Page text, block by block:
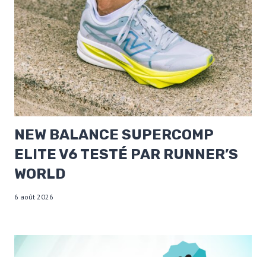
NEW BALANCE SUPERCOMP
ELITE V6 TESTÉ PAR RUNNER’S
WORLD
6 août 2026